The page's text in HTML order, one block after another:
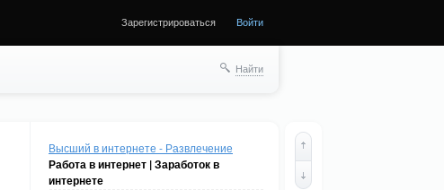
Зарегистрироваться Войти
Найти
Высший в интернете - Развлечение
Работа в интернет | Заработок в
интернете